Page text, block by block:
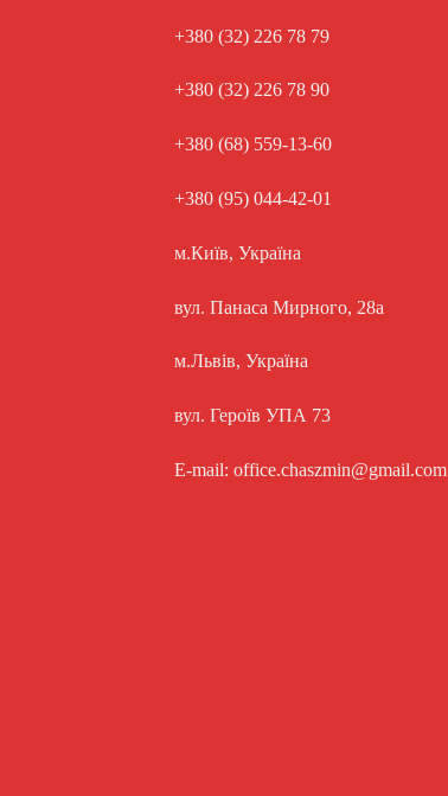
+380 (32) 226 78 79
+380 (32) 226 78 90
+380 (68) 559-13-60
+380 (95) 044-42-01
м.Київ, Україна
вул. Панаса Мирного, 28а
м.Львів, Україна
вул. Героїв УПА 73
E-mail: office.chaszmin@gmail.com